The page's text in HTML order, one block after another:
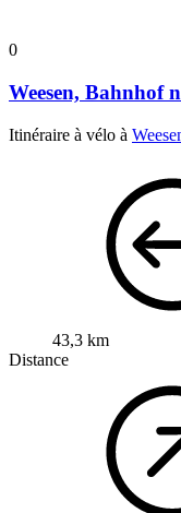
0
Weesen, Bahnhof
Itinéraire à vélo à
43,3 km
Distance